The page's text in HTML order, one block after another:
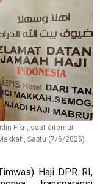
Fikri, saat ditemui
Sabtu (7/6/2025).
Haji DPR RI,